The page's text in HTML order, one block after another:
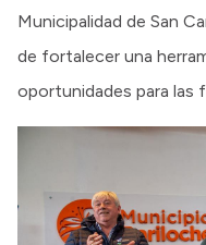
Municipalidad de San
de fortalecer una
oportunidades para las